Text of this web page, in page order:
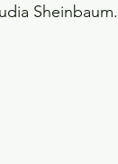
Sheinbaum.